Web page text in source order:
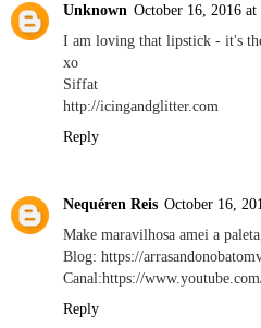
Unknown October 16, 2016
I am loving that lipstick - it's
xo
Siffat
http://icingandglitter.com
Reply
Nequéren Reis October 16,
Make maravilhosa amei a
Blog: https://
Canal:https://
Reply